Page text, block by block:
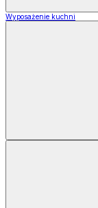
Wyposażenie kuchni